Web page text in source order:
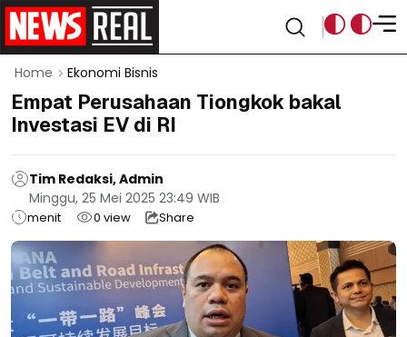
Home Ekonomi Bisnis
Empat Perusahaan Tiongkok bakal
Investasi EV di RI
Tim Redaksi, Admin
Minggu, 25 Mei 2025 23:49 WIB
menit 0 view Share